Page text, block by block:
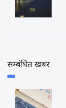
सम्बंधित खबर